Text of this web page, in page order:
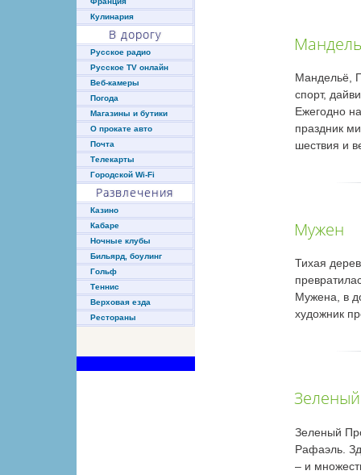
Кулинария
В дорогу
Русское радио
Русское TV онлайн
Веб-камеры
Погода
Магазины и бутики
О прокате авто
Почта
Телекарты
Городской Wi-Fi
Развлечения
Казино
Кабаре
Ночные клубы
Бильярд, боулинг
Гольф
Теннис
Верховая езда
Рестораны
Мандельё,
спорт,
Ежегодно
праздник
шествия и
Мужен
Тихая
Мужена, в
художник
Зеленый
Рафаэль.
– и